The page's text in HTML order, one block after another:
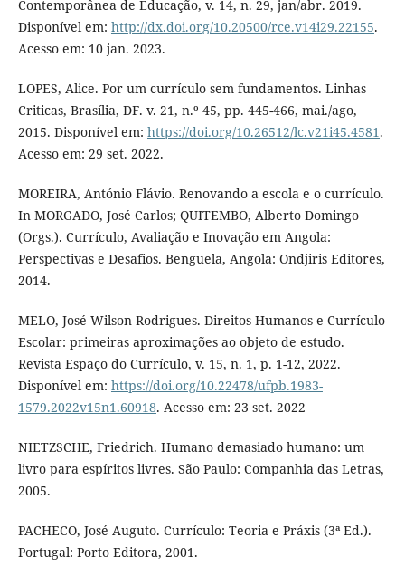
Contemporânea de Educação, v. 14, n. 29, jan/abr. 2019.
Disponível em: http://dx.doi.org/10.20500/rce.v14i29.22155.
Acesso em: 10 jan. 2023.
LOPES, Alice. Por um currículo sem fundamentos. Linhas
Criticas, Brasília, DF. v. 21, n.º 45, pp. 445-466, mai./ago,
2015. Disponível em: https://doi.org/10.26512/lc.v21i45.4581 .
Acesso em: 29 set. 2022.
MOREIRA, António Flávio. Renovando a escola e o currículo.
In MORGADO, José Carlos; QUITEMBO, Alberto Domingo
(Orgs.). Currículo, Avaliação e Inovação em Angola:
Perspectivas e Desafios. Benguela, Angola: Ondjiris Editores,
2014.
MELO, José Wilson Rodrigues. Direitos Humanos e Currículo
Escolar: primeiras aproximações ao objeto de estudo.
Revista Espaço do Currículo, v. 15, n. 1, p. 1-12, 2022.
Disponível em: https://doi.org/10.22478/ufpb.1983-
1579.2022v15n1.60918. Acesso em: 23 set. 2022
NIETZSCHE, Friedrich. Humano demasiado humano: um
livro para espíritos livres. São Paulo: Companhia das Letras,
2005.
PACHECO, José Auguto. Currículo: Teoria e Práxis (3ª Ed.).
Portugal: Porto Editora, 2001.